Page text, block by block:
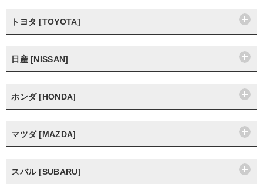
トヨタ [TOYOTA]
日産 [NISSAN]
ホンダ [HONDA]
マツダ [MAZDA]
スバル [SUBARU]